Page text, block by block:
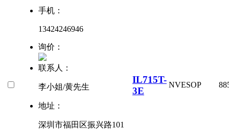
手机：
13424246946
询价：
联系人：
李小姐/黄先生
地址：
深圳市福田区振兴路101
IL715T-
3E
NVESOP